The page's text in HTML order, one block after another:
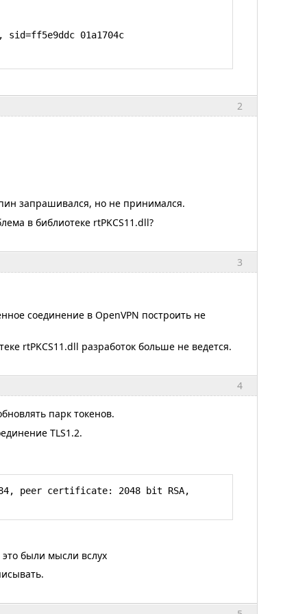
01a1704c
lib
error,,,,,
bit message hash 'SHA1' for HMAC
[AF_INET]Х.Х.Х.Х:1194
f1cd5ac7
expects TLS Web Server
lib
2
запрашивался, но не принимался.
в библиотеке rtPKCS11.dll?
3
соединение в OpenVPN построить не
rtPKCS11.dll разработок больше не ведется.
4
парк токенов.
TLS1.2.
peer certificate: 2048 bit RSA,
были мысли вслух